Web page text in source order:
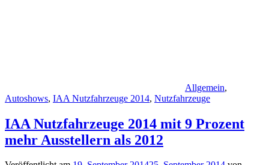
Allgemein,
Autoshows, IAA Nutzfahrzeuge 2014, Nutzfahrzeuge
IAA Nutzfahrzeuge 2014 mit 9 Prozent
mehr Ausstellern als 2012